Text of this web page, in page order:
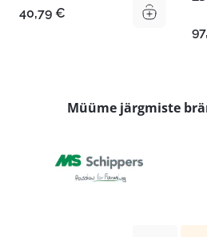
40,79 €
Müüme järgmiste